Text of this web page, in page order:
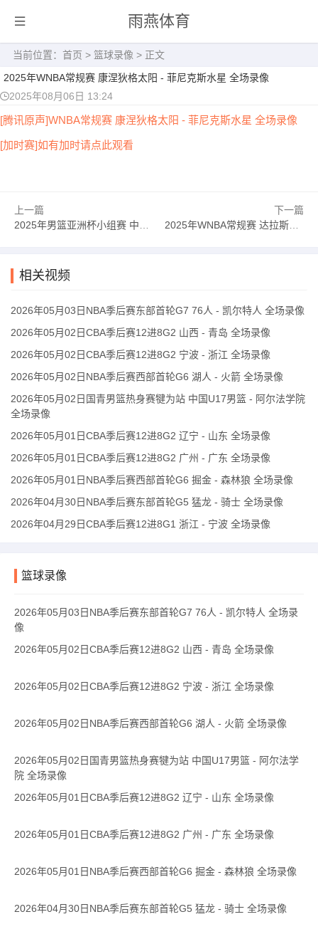
雨燕体育
当前位置： 首页 > 篮球录像 > 正文
2025年WNBA常规赛 康涅狄格太阳 - 菲尼克斯水星 全场录像
2025年08月06日 13:24
[腾讯原声]WNBA常规赛 康涅狄格太阳 - 菲尼克斯水星 全场录像
[加时赛]如有加时请点此观看
上一篇
2025年男篮亚洲杯小组赛 中国台北男篮 - 菲律宾男篮 全场录像
下一篇
2025年WNBA常规赛 达拉斯飞翼 - 纽约自由人 全场录像
相关视频
2026年05月03日NBA季后赛东部首轮G7 76人 - 凯尔特人 全场录像
2026年05月02日CBA季后赛12进8G2 山西 - 青岛 全场录像
2026年05月02日CBA季后赛12进8G2 宁波 - 浙江 全场录像
2026年05月02日NBA季后赛西部首轮G6 湖人 - 火箭 全场录像
2026年05月02日国青男篮热身赛犍为站 中国U17男篮 - 阿尔法学院
全场录像
2026年05月01日CBA季后赛12进8G2 辽宁 - 山东 全场录像
2026年05月01日CBA季后赛12进8G2 广州 - 广东 全场录像
2026年05月01日NBA季后赛西部首轮G6 掘金 - 森林狼 全场录像
2026年04月30日NBA季后赛东部首轮G5 猛龙 - 骑士 全场录像
2026年04月29日CBA季后赛12进8G1 浙江 - 宁波 全场录像
篮球录像
2026年05月03日NBA季后赛东部首轮G7 76人 - 凯尔特人 全场录
像
2026年05月02日CBA季后赛12进8G2 山西 - 青岛 全场录像
2026年05月02日CBA季后赛12进8G2 宁波 - 浙江 全场录像
2026年05月02日NBA季后赛西部首轮G6 湖人 - 火箭 全场录像
2026年05月02日国青男篮热身赛犍为站 中国U17男篮 - 阿尔法学
院 全场录像
2026年05月01日CBA季后赛12进8G2 辽宁 - 山东 全场录像
2026年05月01日CBA季后赛12进8G2 广州 - 广东 全场录像
2026年05月01日NBA季后赛西部首轮G6 掘金 - 森林狼 全场录像
2026年04月30日NBA季后赛东部首轮G5 猛龙 - 骑士 全场录像